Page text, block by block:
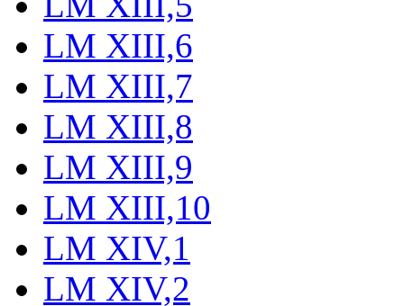
LM XIII,6
LM XIII,7
LM XIII,8
LM XIII,9
LM XIII,10
LM XIV,1
LM XIV,2